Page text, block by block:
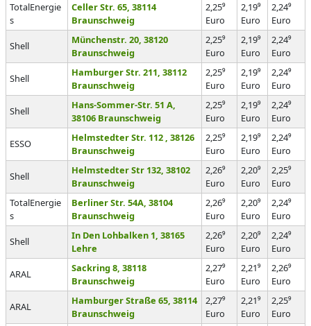
TotalEnergie
s
Celler Str. 65, 38114
Braunschweig
2,25⁹
Euro
2,19⁹
Euro
2,24⁹
Euro
Shell
Münchenstr. 20, 38120
Braunschweig
2,25⁹
Euro
2,19⁹
Euro
2,24⁹
Euro
Shell
Hamburger Str. 211, 38112
Braunschweig
2,25⁹
Euro
2,19⁹
Euro
2,24⁹
Euro
Shell
Hans-Sommer-Str. 51 A,
38106 Braunschweig
2,25⁹
Euro
2,19⁹
Euro
2,24⁹
Euro
ESSO
Helmstedter Str. 112 , 38126
Braunschweig
2,25⁹
Euro
2,19⁹
Euro
2,24⁹
Euro
Shell
Helmstedter Str 132, 38102
Braunschweig
2,26⁹
Euro
2,20⁹
Euro
2,25⁹
Euro
TotalEnergie
s
Berliner Str. 54A, 38104
Braunschweig
2,26⁹
Euro
2,20⁹
Euro
2,24⁹
Euro
Shell
In Den Lohbalken 1, 38165
Lehre
2,26⁹
Euro
2,20⁹
Euro
2,24⁹
Euro
ARAL
Sackring 8, 38118
Braunschweig
2,27⁹
Euro
2,21⁹
Euro
2,26⁹
Euro
ARAL
Hamburger Straße 65, 38114
Braunschweig
2,27⁹
Euro
2,21⁹
Euro
2,25⁹
Euro